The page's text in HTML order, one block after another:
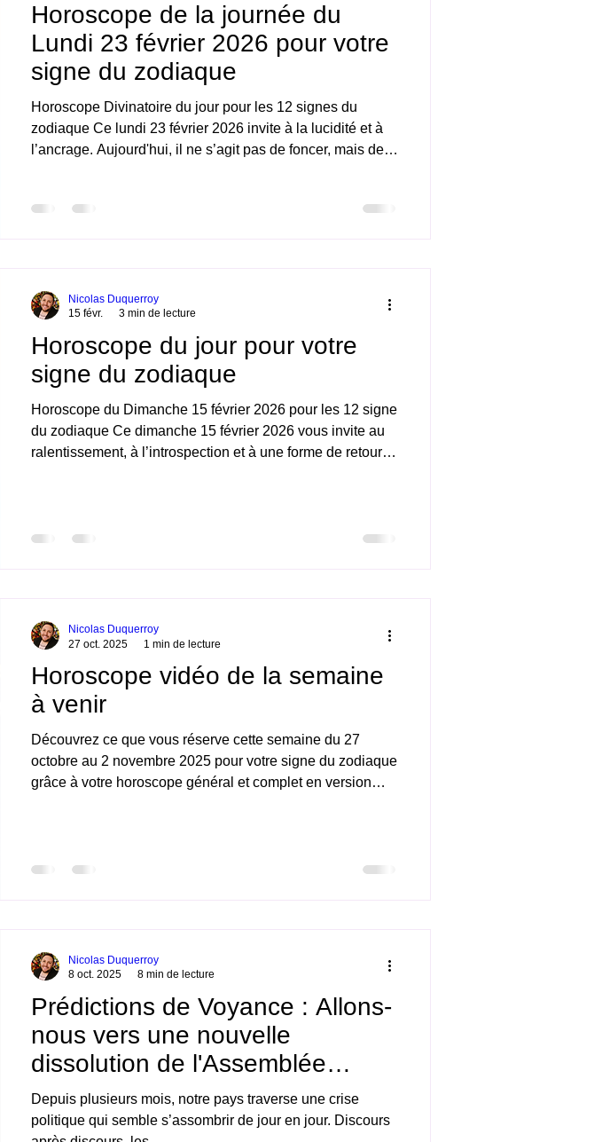
Horoscope de la journée du
Lundi 23 février 2026 pour votre
signe du zodiaque
Horoscope Divinatoire du jour pour les 12 signes du
zodiaque Ce lundi 23 février 2026 invite à la lucidité et à
l’ancrage. Aujourd'hui, il ne s’agit pas de foncer, mais de
qui naîtront d’un vrai recentrage intérieur seront solides et
Horoscope du jour pour votre
signe du zodiaque
Horoscope du Dimanche 15 février 2026 pour les 12 signe
du zodiaque Ce dimanche 15 février 2026 vous invite au
ralentissement, à l’introspection et à une forme de retour à
préparer la semaine du 16 au 22 février 2026 avec calme
Nicolas Duquerroy
15 févr.
3 min de lecture
Horoscope vidéo de la semaine
à venir
Découvrez ce que vous réserve cette semaine du 27
octobre au 2 novembre 2025 pour votre signe du zodiaque
grâce à votre horoscope général et complet en version
Nicolas Duquerroy
27 oct. 2025
1 min de lecture
Prédictions de Voyance : Allons-
nous vers une nouvelle
dissolution de l'Assemblée
Nationale ?
Depuis plusieurs mois, notre pays traverse une crise
politique qui semble s’assombrir de jour en jour. Discours
Nicolas Duquerroy
8 oct. 2025
8 min de lecture